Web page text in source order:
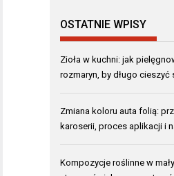
OSTATNIE WPISY
Zioła w kuchni: jak
rozmaryn, by długo cieszyć
Zmiana koloru auta folią:
karoserii, proces aplikacji i
Kompozycje roślinne w